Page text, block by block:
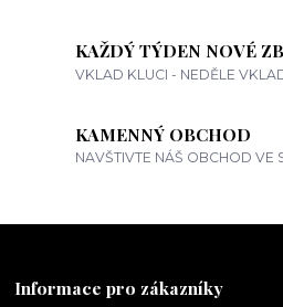
KAŽDÝ TÝDEN NOVÉ
VKLAD KLUCI - NEDĚLE
KAMENNÝ OBCHOD
NAVŠTIVTE NÁŠ OBCHOD VE
Informace pro zákazníky